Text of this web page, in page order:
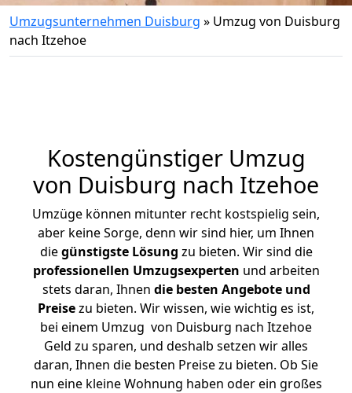
Umzugsunternehmen Duisburg » Umzug von Duisburg
nach Itzehoe
Kostengünstiger Umzug
von Duisburg nach Itzehoe
Umzüge können mitunter recht kostspielig sein,
aber keine Sorge, denn wir sind hier, um Ihnen
diegünstigste Lösung zu bieten. Wir sind die
professionellen Umzugsexperten und arbeiten
stets daran, Ihnen die besten Angebote und
Preisezu bieten. Wir wissen, wie wichtig es ist,
bei einem Umzug von Duisburg nach Itzehoe
Geld zu sparen, und deshalb setzen wir alles
daran, Ihnen die besten Preise zu bieten. Ob Sie
nun eine kleine Wohnung haben oder ein großes